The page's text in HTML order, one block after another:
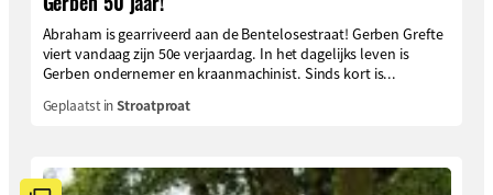
Abraham is gearriveerd aan de Bentelosestraat! Gerben Grefte
viert vandaag zijn 50e verjaardag. In het dagelijks leven is
Gerben ondernemer en kraanmachinist. Sinds kort is...
Geplaatst inStroatproat